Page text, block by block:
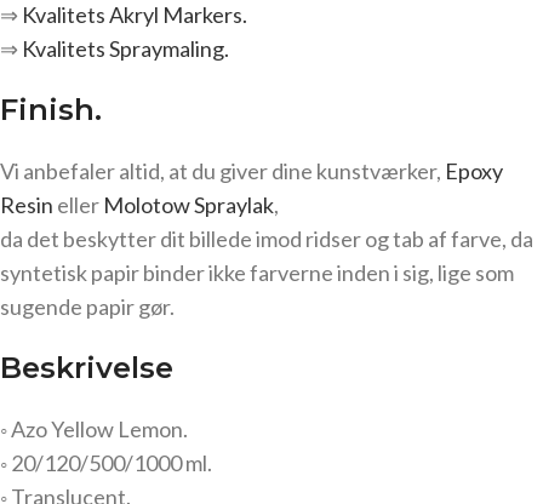
⇒ Kvalitets Akryl Markers.
⇒ Kvalitets Spraymaling.
Finish.
Vi anbefaler altid, at du giver dine kunstværker, Epoxy
Resin eller Molotow Spraylak,
da det beskytter dit billede imod ridser og tab af farve, da
syntetisk papir binder ikke farverne inden i sig, lige som
sugende papir gør.
Beskrivelse
◦ Azo Yellow Lemon.
◦ 20/120/500/1000 ml.
◦ Translucent.